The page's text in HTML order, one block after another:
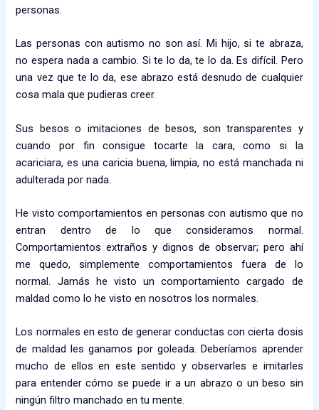
personas.
Las personas con autismo no son así. Mi hijo, si te abraza,
no espera nada a cambio. Si te lo da, te lo da. Es difícil. Pero
una vez que te lo da, ese abrazo está desnudo de cualquier
cosa mala que pudieras creer.
Sus besos o imitaciones de besos, son transparentes y
cuando por fin consigue tocarte la cara, como si la
acariciara, es una caricia buena, limpia, no está manchada ni
adulterada por nada.
He visto comportamientos en personas con autismo que no
entran dentro de lo que consideramos normal.
Comportamientos extraños y dignos de observar; pero ahí
me quedo, simplemente comportamientos fuera de lo
normal. Jamás he visto un comportamiento cargado de
maldad como lo he visto en nosotros los normales.
Los normales en esto de generar conductas con cierta dosis
de maldad les ganamos por goleada. Deberíamos aprender
mucho de ellos en este sentido y observarles e imitarles
para entender cómo se puede ir a un abrazo o un beso sin
ningún filtro manchado en tu mente.